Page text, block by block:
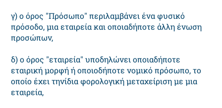
γ) ο όρος "Πρόσωπο" περιλαμβάνει ένα φυσικό
πρόσοδο, μια εταιρεία και οποιαδήποτε άλλη ένωση
προσώπων,
δ) ο όρος "εταιρεία" υποδηλώνει οποιαδήποτε
εταιρική μορφή ή οποιοδήποτε νομικό πρόσωπο, το
οποίο έχει τηνίδια φορολογική μεταχείριση με μια
εταιρεία,